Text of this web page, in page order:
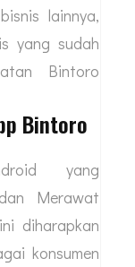
lainnya,
yang sudah
Bintoro
Bintoro
yang
Merawat
diharapkan
konsumen